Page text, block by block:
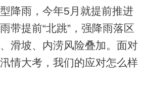
降雨，今年5月就提前推进
带提前“北跳”，强降雨落区
滑坡、内涝风险叠加。面对
情大考，我们的应对怎么样